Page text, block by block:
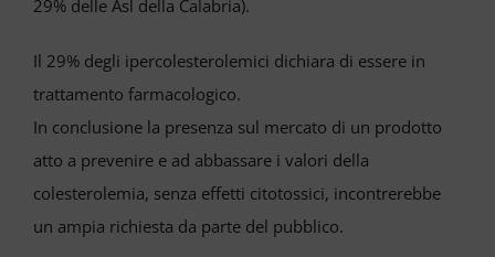
29% delle Asl della Calabria).
Il 29% degli ipercolesterolemici dichiara di essere in
trattamento farmacologico.
In conclusione la presenza sul mercato di un prodotto
atto a prevenire e ad abbassare i valori della
colesterolemia, senza effetti citotossici, incontrerebbe
un ampia richiesta da parte del pubblico.